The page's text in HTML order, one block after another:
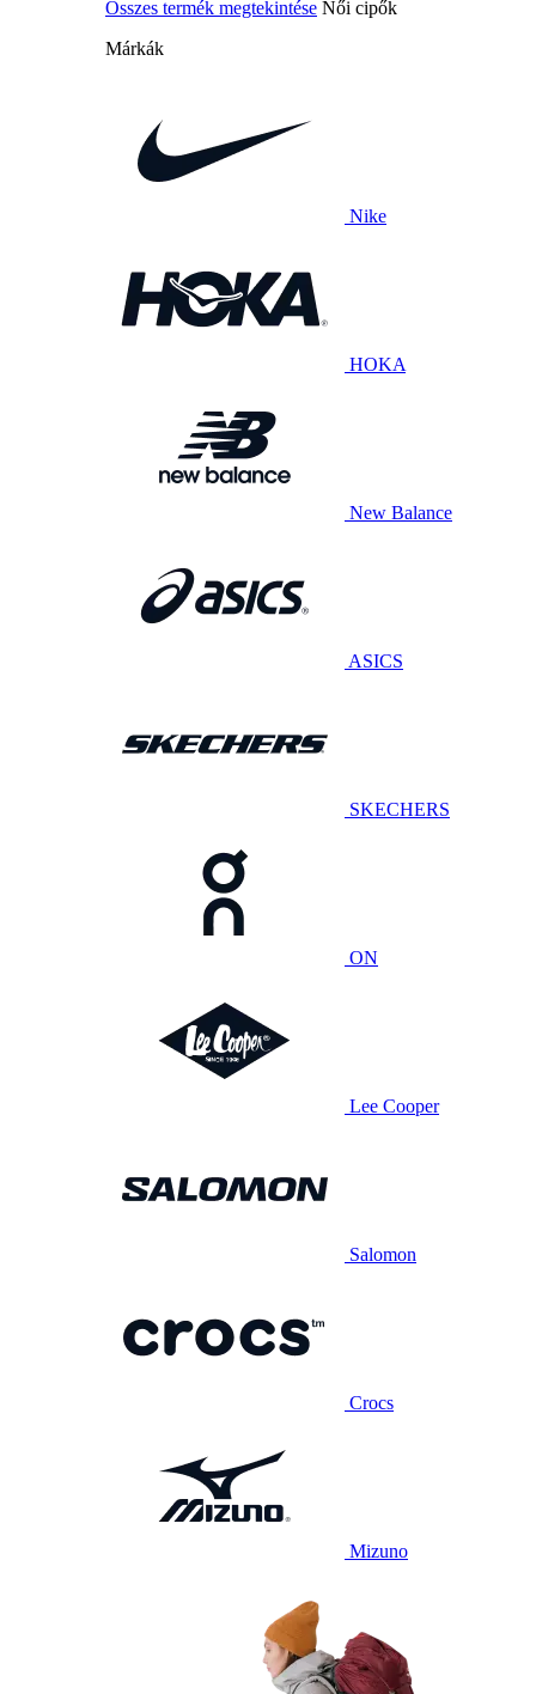
Összes termék megtekintése Női cipők
Márkák
Nike
HOKA
New Balance
ASICS
SKECHERS
ON
Lee Cooper
Salomon
Crocs
Mizuno